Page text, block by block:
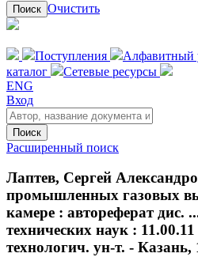
Поиск Очистить
Поступления Алфавитный
каталог
Сетевые ресурсы
ENG
Вход
Поиск
Расширенный поиск
Лаптев, Сергей
промышленных газовых
камере : автореферат дис.
технических наук :
технологич. ун-т. - Казань,